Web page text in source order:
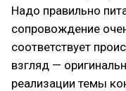
Надо правильно
сопровождение
соответствует
взгляд —
реализации темы